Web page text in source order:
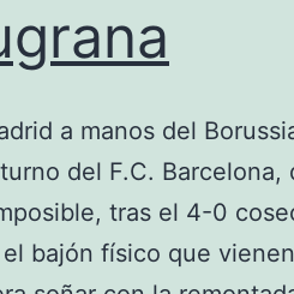
a manos del
del F.C. Barcelona,
tras el 4-0
bajón físico que vienen